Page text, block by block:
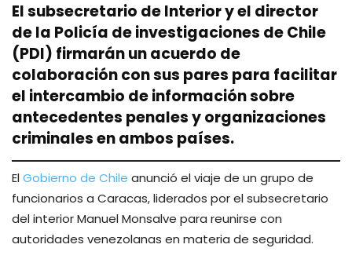
El subsecretario de Interior y el director
de la Policía de investigaciones de Chile
(PDI) firmarán un acuerdo de
colaboración con sus pares para facilitar
el intercambio de información sobre
antecedentes penales y organizaciones
criminales en ambos países.
ElGobierno de Chile anunció el viaje de un grupo de
funcionarios a Caracas, liderados por el subsecretario
del interior Manuel Monsalve para reunirse con
autoridades venezolanas en materia de seguridad.